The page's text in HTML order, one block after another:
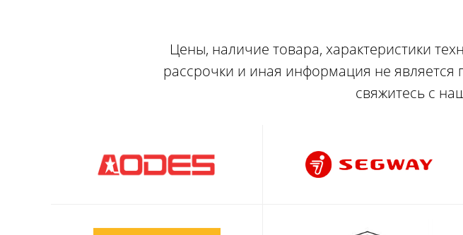
Цены, наличие товара, характеристики
рассрочки и иная информация не
свяжитесь с